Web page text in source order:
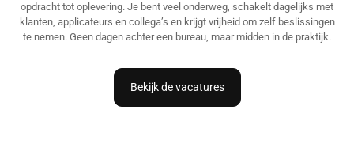
opdracht tot oplevering. Je bent veel onderweg, schakelt dagelijks met
klanten, applicateurs en collega’s en krijgt vrijheid om zelf beslissingen
te nemen. Geen dagen achter een bureau, maar midden in de praktijk.
Bekijk de vacatures